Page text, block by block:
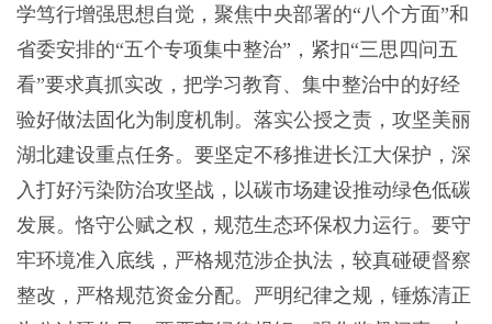
学笃行增强思想自觉，聚焦中央部署的“八个方面”和
省委安排的“五个专项集中整治”，紧扣“三思四问五
看”要求真抓实改，把学习教育、集中整治中的好经
验好做法固化为制度机制。落实公授之责，攻坚美丽
湖北建设重点任务。要坚定不移推进长江大保护，深
入打好污染防治攻坚战，以碳市场建设推动绿色低碳
发展。恪守公赋之权，规范生态环保权力运行。要守
牢环境准入底线，严格规范涉企执法，较真碰硬督察
整改，严格规范资金分配。严明纪律之规，锤炼清正